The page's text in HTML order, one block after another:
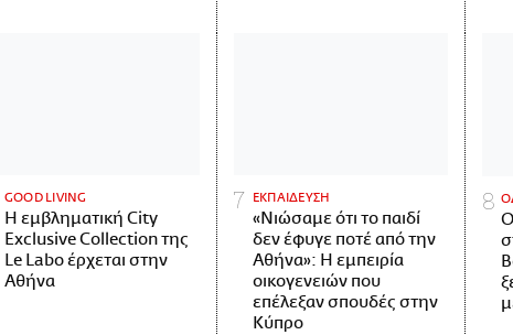
GOOD LIVING
Η εμβληματική City
Exclusive Collection της
Le Labo έρχεται στην
Αθήνα
ΕΚΠΑΙΔΕΥΣΗ
«Νιώσαμε ότι το παιδί
δεν έφυγε ποτέ από την
Αθήνα»: Η εμπειρία
οικογενειών που
επέλεξαν σπουδές στην
Κύπρο